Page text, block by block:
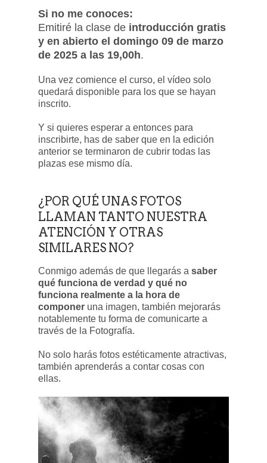
Si no me conoces:
Emitiré la clase de introducción gratis
y en abierto el domingo 09 de marzo
de 2025 a las 19,00h.
Una vez comience el curso, el vídeo solo
quedará disponible para los que se hayan
inscrito.
Y si quieres esperar a entonces para
inscribirte, has de saber que en la edición
anterior se terminaron de cubrir todas las
plazas ese mismo día.
¿POR QUÉ UNAS FOTOS
LLAMAN TANTO NUESTRA
ATENCIÓN Y OTRAS
SIMILARES NO?
Conmigo además de que llegarás a saber
qué funciona de verdad y qué no
funciona realmente a la hora de
componer una imagen, también mejorarás
notablemente tu forma de comunicarte a
través de la Fotografía.
No solo harás fotos estéticamente atractivas,
también aprenderás a contar cosas con
ellas.